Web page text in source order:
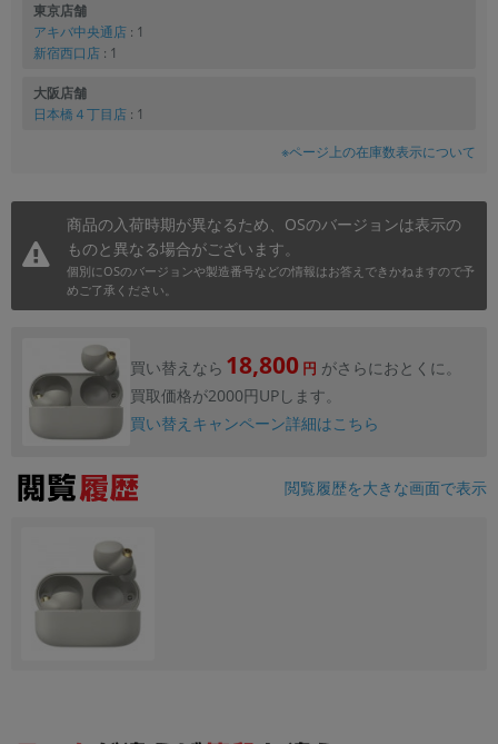
東京店舗
アキバ中央通店 : 1
新宿西口店 : 1
大阪店舗
日本橋４丁目店 : 1
※ページ上の在庫数表示について
商品の入荷時期が異なるため、OSのバージョンは表示の
ものと異なる場合がございます。
個別にOSのバージョンや製造番号などの情報はお答えできかねますので予
めご了承ください。
買い替えなら 18,800 円 がさらにおとくに。
買取価格が2000円UPします。
買い替えキャンペーン詳細はこちら
閲覧履歴を大きな画面で表示